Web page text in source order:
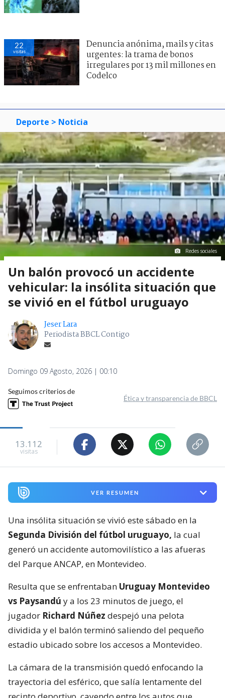
22
visitas
Denuncia anónima, mails y citas
urgentes: la trama de bonos
irregulares por 13 mil millones en
Codelco
Deporte > Noticia
Redes sociales
Un balón provocó un accidente
vehicular: la insólita situación que
se vivió en el fútbol uruguayo
Jeser Lara
Periodista BBCL Contigo
Domingo 09 Agosto, 2026 | 00:10
Seguimos criterios de
Ética y transparencia de BBCL
13.112
visitas
VER RESUMEN
Una insólita situación se vivió este sábado en la
Segunda División del fútbol uruguayo, la cual
generó un accidente automovilístico a las afueras
del Parque ANCAP, en Montevideo.
Resulta que se enfrentaban Uruguay Montevideo
vs Paysandú y a los 23 minutos de juego, el
jugador Richard Núñez despejó una pelota
dividida y el balón terminó saliendo del pequeño
estadio ubicado sobre los accesos a Montevideo.
La cámara de la transmisión quedó enfocando la
trayectoria del esférico, que salía lentamente del